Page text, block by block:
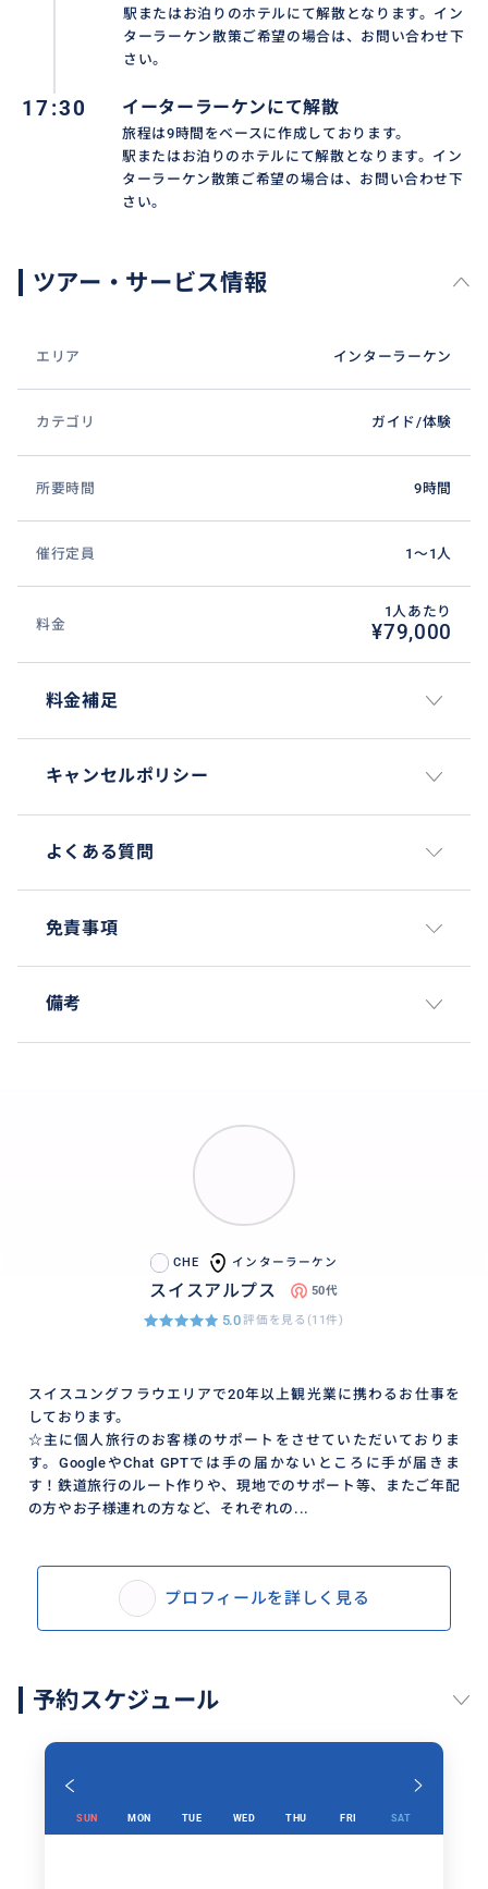
駅またはお泊りのホテルにて解散となります。イン
ターラーケン散策ご希望の場合は、お問い合わせ下
さい。
17:30 イーターラーケンにて解散
旅程は9時間をベースに作成しております。
駅またはお泊りのホテルにて解散となります。イン
ターラーケン散策ご希望の場合は、お問い合わせ下
さい。
ツアー・サービス情報
エリア インターラーケン
カテゴリ ガイド/体験
所要時間 9時間
催行定員 1〜1人
料金
1人あたり
¥79,000
料金補足
キャンセルポリシー
よくある質問
免責事項
備考
CHE インターラーケン
スイスアルプス 50代
5.0評価を見る(11件)
スイスユングフラウエリアで20年以上観光業に携わるお仕事を
しております。
☆主に個人旅行のお客様のサポートをさせていただいておりま
す。GoogleやChat GPTでは手の届かないところに手が届きま
す！鉄道旅行のルート作りや、現地でのサポート等、またご年配
の方やお子様連れの方など、それぞれの...
プロフィールを詳しく見る
予約スケジュール
SUN MON TUE WED THU FRI SAT